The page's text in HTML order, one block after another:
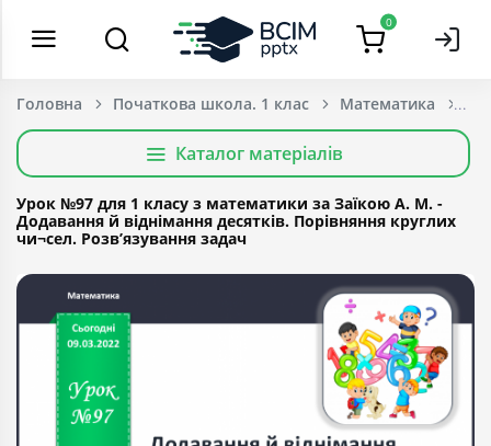
0
Головна Початкова школа. 1 клас Математика
Каталог матеріалів
Урок №97 для 1 класу з математики за Заїкою А. М. -
Додавання й віднімання десятків. Порівняння круглих
чи¬сел. Розв’язування задач